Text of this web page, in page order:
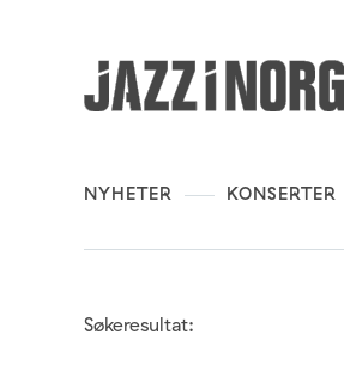
NYHETER KONSERTER
Søkeresultat: